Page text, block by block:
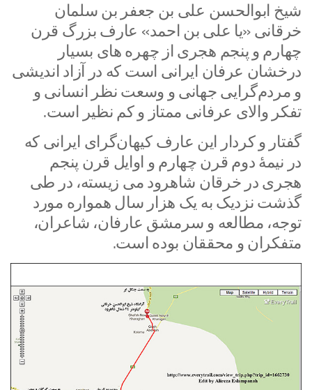
شیخ ابوالحسن علی بن جعفر بن ‌سلمان
خرقانی «یا علی بن احمد» عارف بزرگ قرن
چهارم و پنجم هجری از چهره های بسیار
درخشان عرفان ایرانی است که در آزاد اندیشی
و مردم‌گرایی جهانی و وسعت نظر انسانی و
تفکر والای عرفانی ممتاز و کم نظیر است.
گفتار و کردار این عارف کیهان‌گرای ایرانی که
در نیمۀ دوم قرن چهارم و اوایل قرن پنجم
هجری در خرقان شاهرود می زیسته، در طی
گذشت نزدیک به یک هزار سال همواره مورد
توجه، مطالعه و سرمشق عارفان، شاعران،
متفکران و محققان بوده است.